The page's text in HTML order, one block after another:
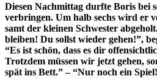
Diesen Nachmittag durfte Boris bei
verbringen. Um halb sechs wird er
samt der kleinen Schwester
bleiben! Du sollst wieder gehen!”,
“Es ist schön, dass es dir
Trotzdem müssen wir jetzt gehen,
spät ins Bett.” – “Nur noch ein